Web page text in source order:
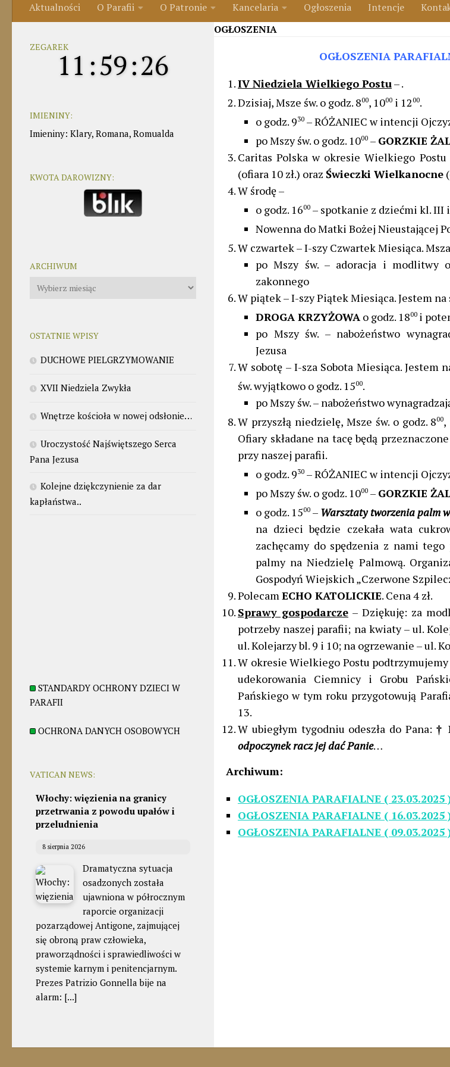
Aktualności O Parafii O Patronie Kancelaria Ogłoszenia Intencje
OGŁOSZENIA
OGŁOSZENIA
IV Niedziela Wielkiego Postu– .
Dzisiaj, Msze św. o godz. 800, 1000 i 12 00.
o godz. 930 – RÓŻANIEC w intencji
po Mszy św. o godz. 1000 – GORZKIE
Caritas Polska w okresie Wielkiego Postu
(ofiara 10 zł.) oraz Świeczki Wielkanocne
W środę –
o godz. 1600 – spotkanie z dziećmi kl. III
Nowenna do Matki Bożej Nieustającej
W czwartek – I-szy Czwartek Miesiąca. Msza
po Mszy św. – adoracja i modlitwy
zakonnego
W piątek – I-szy Piątek Miesiąca. Jestem
DROGA KRZYŻOWA o godz. 1800 i
po Mszy św. – nabożeństwo
Jezusa
W sobotę – I-sza Sobota Miesiąca. Jestem
św. wyjątkowo o godz. 1500.
po Mszy św. – nabożeństwo
W przyszłą niedzielę, Msze św. o godz. 800,
Ofiary składane na tacę będą
przy naszej parafii.
o godz. 930 – RÓŻANIEC w intencji
po Mszy św. o godz. 1000 – GORZKIE
o godz. 1500 – Warsztaty tworzenia palm
na dzieci będzie czekała wata
zachęcamy do spędzenia z nami
palmy na Niedzielę Palmową.
Gospodyń Wiejskich „Czerwone
PolecamECHO KATOLICKIE. Cena 4 zł.
Sprawy gospodarcze – Dziękuję: za
potrzeby naszej parafii; na kwiaty – ul.
ul. Kolejarzy bl. 9 i 10; na ogrzewanie – ul.
W okresie Wielkiego Postu
udekorowania Ciemnicy i Grobu
Pańskiego w tym roku przygotowują
13.
W ubiegłym tygodniu odeszła do Pana: †
odpoczynek racz jej dać Panie…
Archiwum:
OGŁOSZENIA PARAFIALNE ( 23.03.2025
OGŁOSZENIA PARAFIALNE ( 16.03.2025
OGŁOSZENIA PARAFIALNE ( 09.03.2025
ZEGAREK
11 :59:27
IMIENINY:
Imieniny: Klary, Romana, Romualda
KWOTA DAROWIZNY:
ARCHIWUM
Archiwum
OSTATNIE WPISY
DUCHOWE PIELGRZYMOWANIE
XVII Niedziela Zwykła
Wnętrze kościoła w nowej odsłonie…
Uroczystość Najświętszego Serca
Pana Jezusa
Kolejne dziękczynienie za dar
kapłaństwa..
STANDARDY OCHRONY DZIECI W
PARAFII
OCHRONA DANYCH OSOBOWYCH
VATICAN NEWS:
Włochy: więzienia na granicy
przetrwania z powodu upałów i
przeludnienia
8 sierpnia 2026
Dramatyczna sytuacja
osadzonych została
ujawniona w półrocznym
raporcie organizacji
pozarządowej Antigone, zajmującej
się obroną praw człowieka,
praworządności i sprawiedliwości w
systemie karnym i penitencjarnym.
Prezes Patrizio Gonnella bije na
alarm: [...]